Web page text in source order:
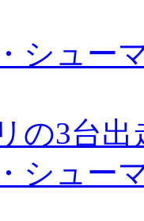
シュー
の3台
シュー